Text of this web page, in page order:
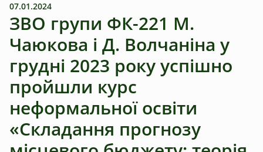
07.01.2024
ЗВО групи ФК-221 М.
Чаюкова і Д. Волчаніна у
грудні 2023 року успішно
пройшли курс
неформальної освіти
«Складання прогнозу